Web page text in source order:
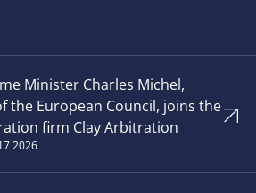
Minister Charles Michel,
the European Council, joins the
firm Clay Arbitration
2026